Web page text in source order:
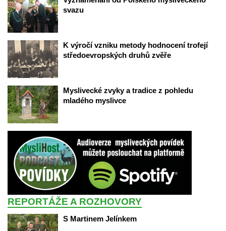
vazu
K výročí vzniku metody hodnocení trofejí
tředoevropských druhů zvěře
Myslivecké zvyky a tradice z pohledu
mladého myslivce
REPORTÁŽE A ROZHOVORY
S Martinem Jelínkem